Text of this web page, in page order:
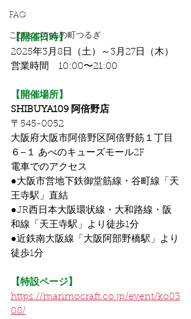
FAQ
こびとづかんの町つるぎ
【開催日時】
2025年3月8日（土）～3月27日（木）
営業時間　10:00〜21:00
【開催場所】
SHIBUYA109 阿倍野店
〒545-0052
大阪府大阪市阿倍野区阿倍野筋１丁目
６−１ あべのキューズモール2F
電車でのアクセス
●大阪市営地下鉄御堂筋線・谷町線「天
王寺駅」直結
●JR西日本大阪環状線・大和路線・阪
和線「天王寺駅」より徒歩1分
●近鉄南大阪線「大阪阿部野橋駅」より
徒歩1分
【特設ページ】
https://marimocraft.co.jp/event/ko03
08/